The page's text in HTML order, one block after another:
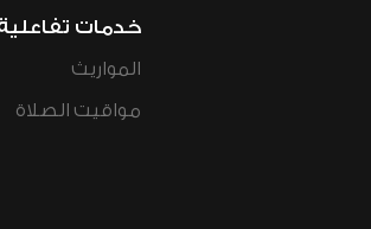
خدمات
المواريث
مواقيت الصلاة